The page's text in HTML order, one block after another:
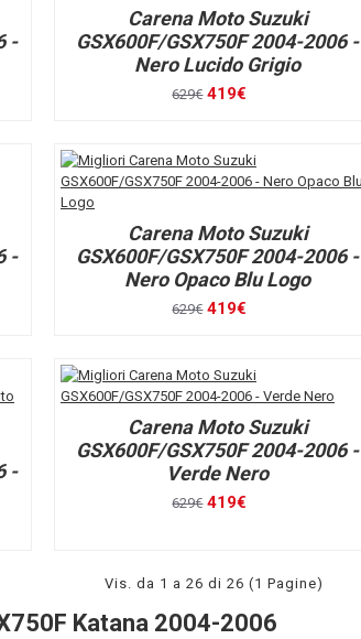
-
Carena Moto Suzuki
GSX600F/GSX750F 2004-2006 -
Nero Lucido Grigio
629€ 419€
-
Carena Moto Suzuki
GSX600F/GSX750F 2004-2006 -
Nero Opaco Blu Logo
629€ 419€
-
Carena Moto Suzuki
GSX600F/GSX750F 2004-2006 -
Verde Nero
629€ 419€
Vis. da 1 a 26 di 26 (1 Pagine)
Katana 2004-2006